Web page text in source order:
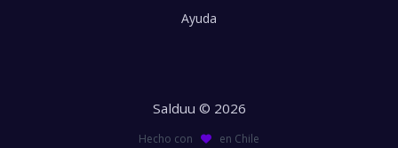
Ayuda
Salduu © 2026
Hecho con en Chile